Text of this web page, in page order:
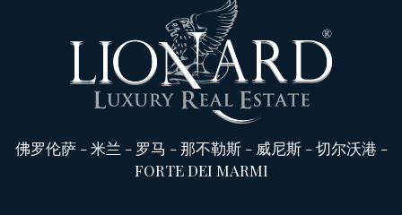
佛罗伦萨-米兰 - 罗马 -那不勒斯- 威尼斯-切尔沃港 -
FORTE DEI MARMI